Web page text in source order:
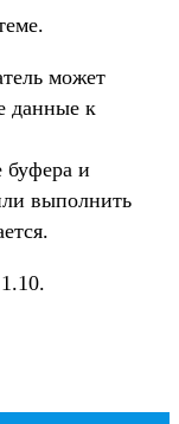
может
данные к
буфера и
выполнить